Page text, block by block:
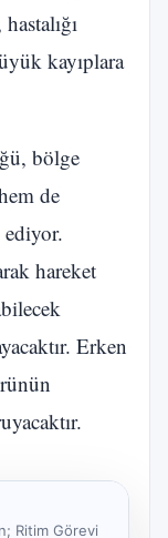
kayıplara
bölge
de
ediyor.
hareket
Erken
Ritim Görevi